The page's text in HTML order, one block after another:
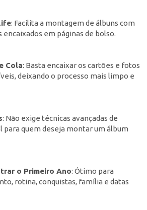
: Facilita a montagem de álbuns com
em páginas de bolso.
Cola: Basta encaixar os cartões e fotos
deixando o processo mais limpo e
: Não exige técnicas avançadas de
para quem deseja montar um álbum
o Primeiro Ano: Ótimo para
rotina, conquistas, família e datas